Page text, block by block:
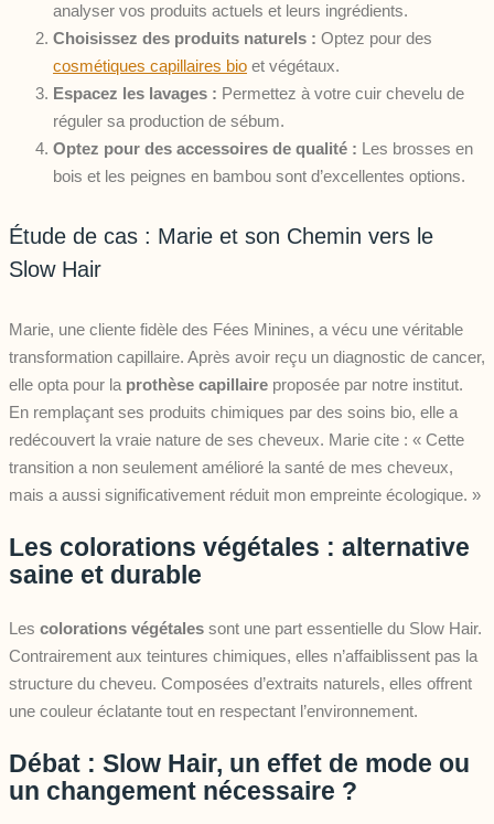
analyser vos produits actuels et leurs ingrédients.
Choisissez des produits naturels : Optez pour des
cosmétiques capillaires bio et végétaux.
Espacez les lavages : Permettez à votre cuir chevelu de
réguler sa production de sébum.
Optez pour des accessoires de qualité : Les brosses en
bois et les peignes en bambou sont d’excellentes options.
Étude de cas : Marie et son Chemin vers le
Slow Hair
Marie, une cliente fidèle des Fées Minines, a vécu une véritable
transformation capillaire. Après avoir reçu un diagnostic de cancer,
elle opta pour la prothèse capillaire proposée par notre institut.
En remplaçant ses produits chimiques par des soins bio, elle a
redécouvert la vraie nature de ses cheveux. Marie cite : « Cette
transition a non seulement amélioré la santé de mes cheveux,
mais a aussi significativement réduit mon empreinte écologique. »
Les colorations végétales : alternative
saine et durable
Les colorations végétales sont une part essentielle du Slow Hair.
Contrairement aux teintures chimiques, elles n’affaiblissent pas la
structure du cheveu. Composées d’extraits naturels, elles offrent
une couleur éclatante tout en respectant l’environnement.
Débat : Slow Hair, un effet de mode ou
un changement nécessaire ?